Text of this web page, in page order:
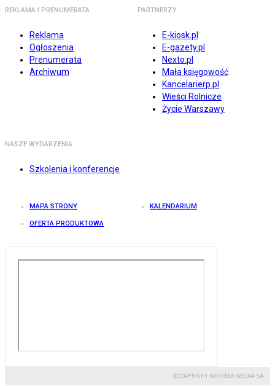
REKLAMA I PRENUMERATA
Reklama
Ogłoszenia
Prenumerata
Archiwum
PARTNERZY
E-kiosk.pl
E-gazety.pl
Nexto.pl
Mała księgowość
Kancelarierp.pl
Wieści Rolnicze
Życie Warszawy
NASZE WYDARZENIA
Szkolenia i konferencje
MAPA STRONY KALENDARIUM
OFERTA PRODUKTOWA
© COPYRIGHT BY GREMI MEDIA SA